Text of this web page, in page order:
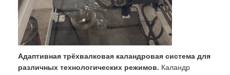
Адаптивная трёхвалковая каландровая система для
различных технологических режимов. Каландр